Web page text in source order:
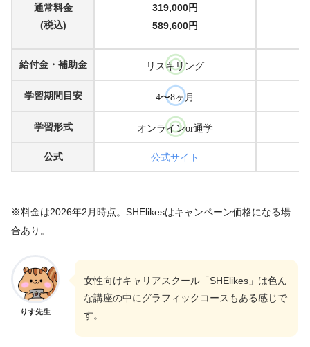
通常料金
(税込)
319,000円
589,600円
給付金・補助金 リスキリング
学習期間目安 4〜8ヶ月
学習形式 オンラインor通学
公式 公式サイト
※料金は2026年2月時点。SHElikesはキャンペーン価格になる場
合あり。
りす先生
女性向けキャリアスクール「SHElikes」は色ん
な講座の中にグラフィックコースもある感じで
す。